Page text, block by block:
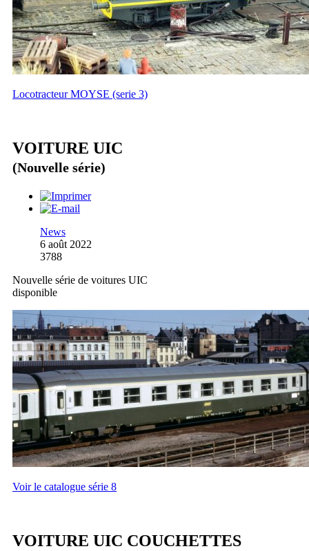
Locotracteur MOYSE (serie 3)
VOITURE UIC
(Nouvelle série)
News
6 août 2022
3788
Nouvelle série de voitures UIC
disponible
Voir le catalogue série 8
VOITURE UIC COUCHETTES